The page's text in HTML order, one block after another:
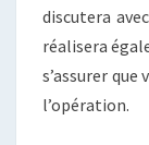
discutera
réalisera
s’assurer
l’opération.